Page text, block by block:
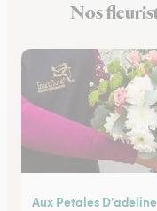
Fleuristes à
Nos
Aux Petales D’adeline